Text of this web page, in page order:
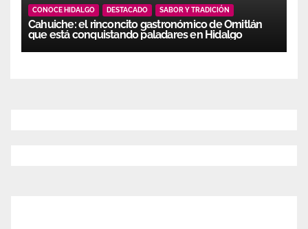
CONOCE HIDALGO DESTACADO SABOR Y TRADICIÓN
Cahuiche: el rinconcito gastronómico de Omitlán
que está conquistando paladares en Hidalgo